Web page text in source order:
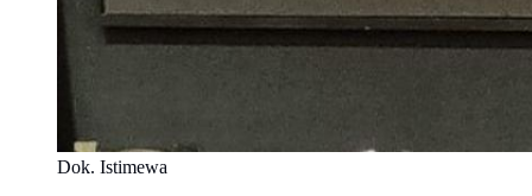
Dok. Istimewa